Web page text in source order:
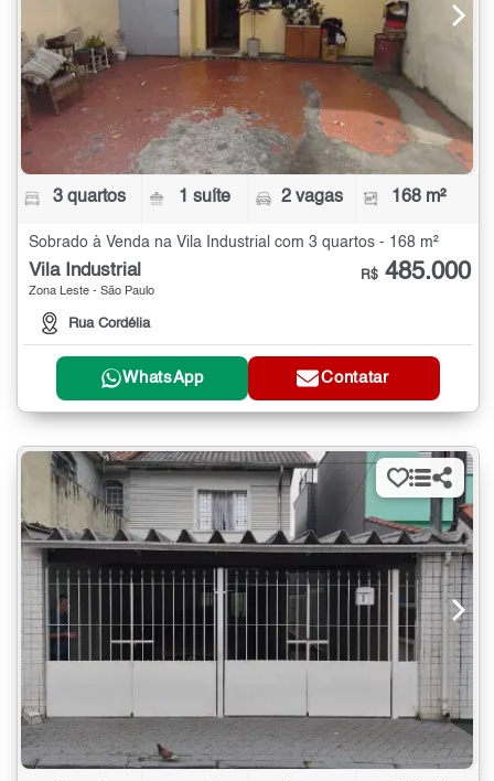
3 quartos 1 suíte 2 vagas 168 m²
Sobrado à Venda na Vila Industrial com 3 quartos - 168 m²
Vila Industrial
Zona Leste - São Paulo
Rua Cordélia
R$ 485.000
WhatsApp Contatar